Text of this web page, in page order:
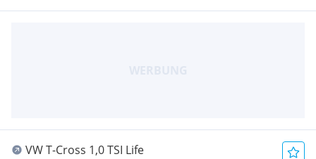
VW T-Cross 1,0 TSI Life